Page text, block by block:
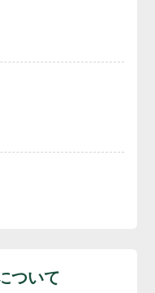
ついて